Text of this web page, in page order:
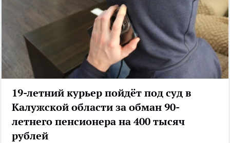
19-летний курьер пойдёт под суд в
Калужской области за обман 90-
летнего пенсионера на 400 тысяч
рублей